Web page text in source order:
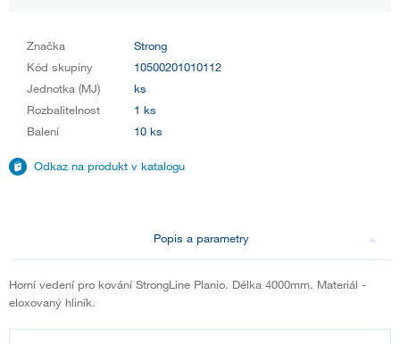
Značka
Strong
Kód skupiny
10500201010112
Jednotka (MJ)
ks
Rozbalitelnost
1 ks
Balení
10 ks
Odkaz na produkt v katalogu
Popis a parametry
Horní vedení pro kování StrongLine Planio. Délka 4000mm. Materiál -
eloxovaný hliník.